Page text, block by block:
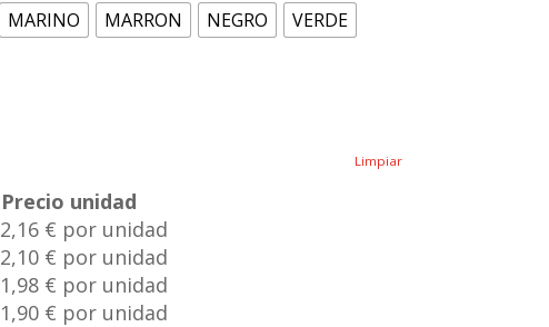
MARINO MARRON NEGRO VERDE
Limpiar
Precio unidad
2,16 € por unidad
2,10 € por unidad
1,98 € por unidad
1,90 € por unidad